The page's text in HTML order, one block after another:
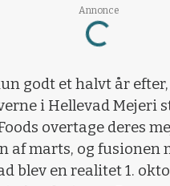
Annonce
Loading...
godt et halvt år
i Hellevad Mejeri
overtage deres
af marts, og fusionen
blev en realitet 1.